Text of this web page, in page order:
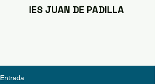
IES JUAN DE PADILLA
Entrada